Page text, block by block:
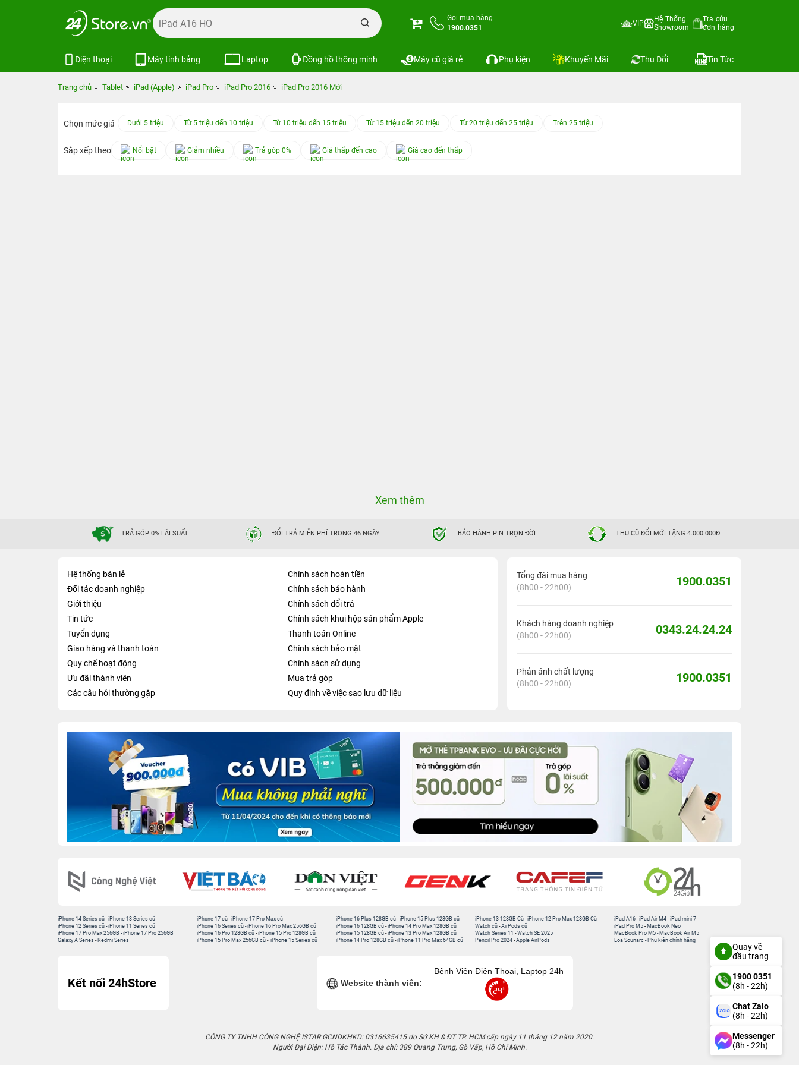
Gọi mua hàng
1900.0351
VIP
Hệ Thống
Showroom
Tra cứu
đơn hàng
Điện thoại Máy tính bảng Laptop Đồng hồ thông minh Máy cũ giá rẻ Phụ kiện Khuyến Mãi Thu Đổi Tin Tức
Trang chủ Tablet iPad (Apple) iPad Pro iPad Pro 2016 iPad Pro 2016 Mới
Chọn mức giá Dưới 5 triệu Từ 5 triệu đến 10 triệu Từ 10 triệu đến 15 triệu Từ 15 triệu đến 20 triệu Từ 20 triệu đến 25 triệu Trên 25 triệu
Sắp xếp theo Nổi bật Giảm nhiều Trả góp 0% Giá thấp đến cao Giá cao đến thấp
Xem thêm
TRẢ GÓP 0% LÃI SUẤT ĐỔI TRẢ MIỄN PHÍ TRONG 46 NGÀY BẢO HÀNH PIN TRỌN ĐỜI THU CŨ ĐỔI MỚI TẶNG 4.000.000Đ
Hệ thống bán lẻ
Đối tác doanh nghiệp
Giới thiệu
Tin tức
Tuyển dụng
Giao hàng và thanh toán
Quy chế hoạt động
Ưu đãi thành viên
Các câu hỏi thường gặp
Chính sách hoàn tiền
Chính sách bảo hành
Chính sách đổi trả
Chính sách khui hộp sản phẩm Apple
Thanh toán Online
Chính sách bảo mật
Chính sách sử dụng
Mua trả góp
Quy định về việc sao lưu dữ liệu
Tổng đài mua hàng
(8h00 - 22h00)
1900.0351
Khách hàng doanh nghiệp
(8h00 - 22h00)
0343.24.24.24
Phản ánh chất lượng
(8h00 - 22h00)
1900.0351
iPhone 14 Series cũ -iPhone 13 Series cũ
iPhone 12 Series cũ -iPhone 11 Series cũ
iPhone 17 Pro Max 256GB -iPhone 17 Pro 256GB
Galaxy A Series - Redmi Series
iPhone 17 cũ -iPhone 17 Pro Max cũ
iPhone 16 Series cũ - iPhone 16 Pro Max 256GB cũ
iPhone 16 Pro 128GB cũ -iPhone 15 Pro 128GB cũ
iPhone 15 Pro Max 256GB cũ - iPhone 15 Series cũ
iPhone 16 Plus 128GB cũ -iPhone 15 Plus 128GB cũ
iPhone 16 128GB cũ -iPhone 14 Pro Max 128GB cũ
iPhone 15 128GB cũ -iPhone 13 Pro Max 128GB cũ
iPhone 14 Pro 128GB cũ -iPhone 11 Pro Max 64GB cũ
iPhone 13 128GB Cũ -iPhone 12 Pro Max 128GB Cũ
Watch cũ -AirPods cũ
Watch Series 11 -Watch SE 2025
Pencil Pro 2024 -Apple AirPods
iPad A16 -iPad Air M4 -iPad mini 7
iPad Pro M5 - MacBook Neo
MacBook Pro M5 - MacBook Air M5
Loa Sounarc - Phụ kiện chính hãng
Kết nối 24hStore Website thành viên:
Bệnh Viện Điện Thoại, Laptop 24h
CÔNG TY TNHH CÔNG NGHỆ ISTAR GCNDKHKD: 0316635415 do Sở KH & ĐT TP. HCM cấp ngày 11 tháng 12 năm 2020.
Người Đại Diện: Hồ Tác Thành. Địa chỉ: 389 Quang Trung, Gò Vấp, Hồ Chí Minh.
Quay về
đầu trang
1900 0351
(8h - 22h)
Chat Zalo
(8h - 22h)
Messenger
(8h - 22h)